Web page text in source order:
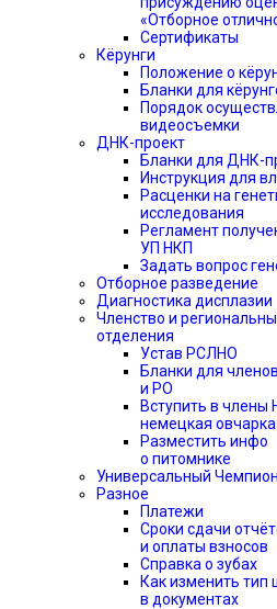
«Отборное
Сертификаты
Кёрунги
Положение о
Бланки для
Порядок
видеосъемки
ДНК-проект
Бланки для ДНК-
Инструкция для
Расценки на
исследования
Регламент
УП НКП
Задать вопрос
Отборное разведение
Диагностика дисплазии
Членство и
отделения
Устав РСЛНО
Бланки для
и РО
Вступить в члены
немецкая овчарка
Разместить инфо
о питомнике
Универсальный
Разное
Платежи
Сроки сдачи
и оплаты взносов
Справка о зубах
Как изменить тип
в документах